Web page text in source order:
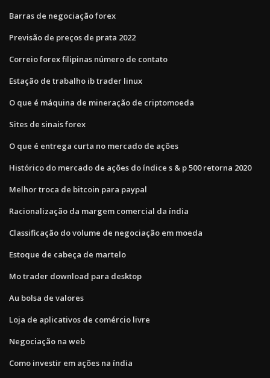
Barras de negociação forex
Previsão de preços de prata 2022
Correio forex filipinas número de contato
Estação de trabalho ib trader linux
O que é máquina de mineração de criptomoeda
Sites de sinais forex
O que é entrega curta no mercado de ações
Histórico do mercado de ações do índice s & p 500 retorna 2020
Melhor troca de bitcoin para paypal
Racionalização da margem comercial da índia
Classificação do volume de negociação em moeda
Estoque de cabeça de martelo
Mo trader download para desktop
Au bolsa de valores
Loja de aplicativos de comércio livre
Negociação na web
Como investir em ações na índia